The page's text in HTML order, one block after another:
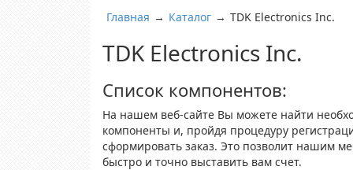
Главная → Каталог → TDK Electronics Inc.
TDK Electronics Inc.
Список компонентов:
На нашем веб-сайте Вы можете найти
компоненты и, пройдя процедуру
сформировать заказ. Это позволит нашим
быстро и точно выставить вам счет.